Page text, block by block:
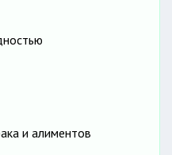
и алиментов